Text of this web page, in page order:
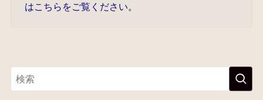
はこちらをご覧ください。